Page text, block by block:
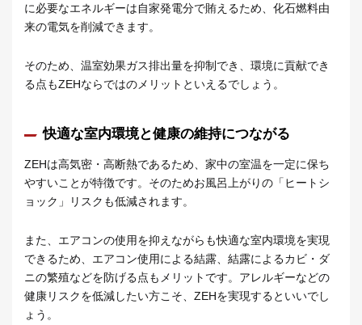
に必要なエネルギーは自家発電分で賄えるため、化石燃料由
来の電気を削減できます。
そのため、温室効果ガス排出量を抑制でき、環境に貢献でき
る点もZEHならではのメリットといえるでしょう。
快適な室内環境と健康の維持につながる
ZEHは高気密・高断熱であるため、家中の室温を一定に保ち
やすいことが特徴です。そのためお風呂上がりの「ヒートシ
ョック」リスクも低減されます。
また、エアコンの使用を抑えながらも快適な室内環境を実現
できるため、エアコン使用による結露、結露によるカビ・ダ
ニの繁殖などを防げる点もメリットです。アレルギーなどの
健康リスクを低減したい方こそ、ZEHを実現するといいでし
ょう。